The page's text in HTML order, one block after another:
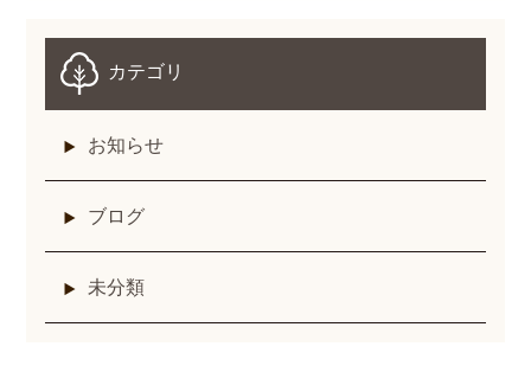
カテゴリ
お知らせ
ブログ
未分類